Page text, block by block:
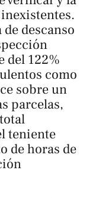
descanso
del 122%
como
sobre un
parcelas,
teniente
de horas de